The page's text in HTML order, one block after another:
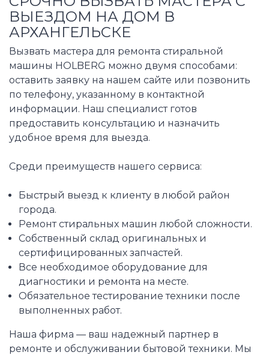
ВЫЕЗДОМ НА ДОМ В
АРХАНГЕЛЬСКЕ
Вызвать мастера для ремонта стиральной
машины HOLBERG можно двумя способами:
оставить заявку на нашем сайте или позвонить
по телефону, указанному в контактной
информации. Наш специалист готов
предоставить консультацию и назначить
удобное время для выезда.
Среди преимуществ нашего сервиса:
Быстрый выезд к клиенту в любой район
города.
Ремонт стиральных машин любой сложности.
Собственный склад оригинальных и
сертифицированных запчастей.
Все необходимое оборудование для
диагностики и ремонта на месте.
Обязательное тестирование техники после
выполненных работ.
Наша фирма — ваш надежный партнер в
ремонте и обслуживании бытовой техники. Мы